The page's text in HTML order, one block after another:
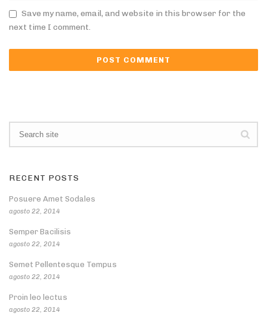
Save my name, email, and website in this browser for the
next time I comment.
RECENT POSTS
Posuere Amet Sodales
agosto 22, 2014
Semper Bacilisis
agosto 22, 2014
Semet Pellentesque Tempus
agosto 22, 2014
Proin leo lectus
agosto 22, 2014